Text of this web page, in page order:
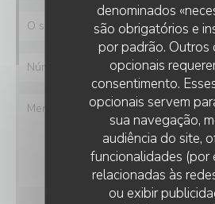
denominados
são obrigatórios e
por padrão. Outros
opcionais
consentimento.
opcionais servem
sua navegação,
audiência do site,
funcionalidades (por
relacionadas às
ou exibir